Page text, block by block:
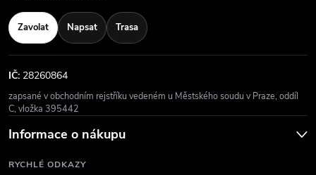
Zavolat Napsat Trasa
IČ: 28260864
zapsané v obchodním rejstříku vedeném u Městského soudu v Praze, oddíl
C, vložka 395442
Informace o nákupu
RYCHLÉ ODKAZY